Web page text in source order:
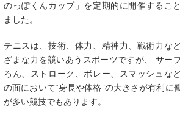
のっぽくんカップ」を定期的に開催するこ
ました。
テニスは、技術、体力、精神力、戦術力な
ざまな力を競いあうスポーツですが、 サー
ろん、ストローク、ボレー、スマッシュな
の面において“身長や体格”の大きさが有利に
が多い競技でもあります。